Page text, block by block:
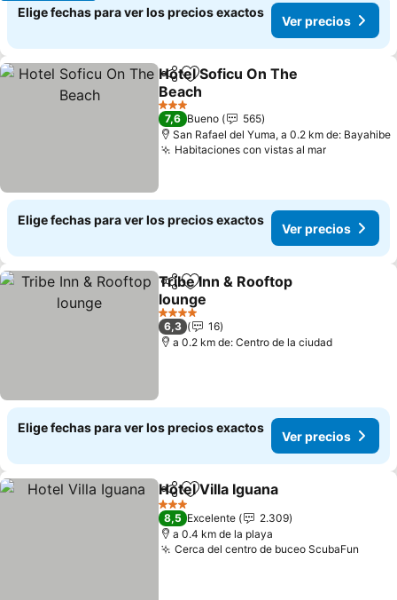
Elige fechas para ver los precios exactos
Ver precios
CompartirAgregar a favoritos
Hotel Soficu On The
Beach
Ver precios
3 Estrellas
7,6 Bueno
565
San Rafael del Yuma, a 0.2 km de: Bayahibe
Habitaciones con vistas al marVer
Elige fechas para ver los precios exactos
Ver precios
CompartirAgregar a favoritos
Tribe Inn & Rooftop
lounge
Ver precios
4 Estrellas
6,3
16
a 0.2 km de: Centro de la ciudad
Elige fechas para ver los precios exactos
Ver precios
CompartirAgregar a favoritos
Hotel Villa Iguana
3 Estrellas
8,5 Excelente
2.309
a 0.4 km de la playa
Cerca del centro de buceo ScubaFun